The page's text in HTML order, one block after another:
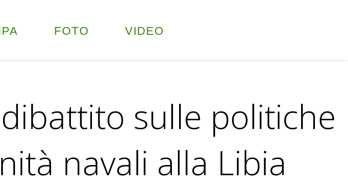
FOTO VIDEO
sulle politiche
navali alla Libia